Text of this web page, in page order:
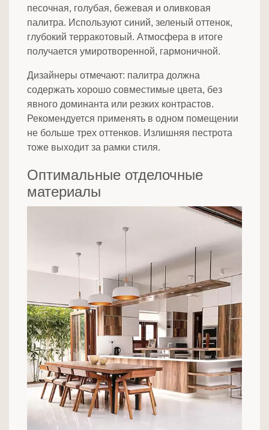
песочная, голубая, бежевая и оливковая
палитра. Используют синий, зеленый оттенок,
глубокий терракотовый. Атмосфера в итоге
получается умиротворенной, гармоничной.
Дизайнеры отмечают: палитра должна
содержать хорошо совместимые цвета, без
явного доминанта или резких контрастов.
Рекомендуется применять в одном помещении
не больше трех оттенков. Излишняя пестрота
тоже выходит за рамки стиля.
Оптимальные отделочные
материалы